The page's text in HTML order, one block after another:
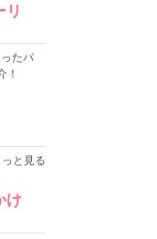
リ
たパ
！
っと見る
け